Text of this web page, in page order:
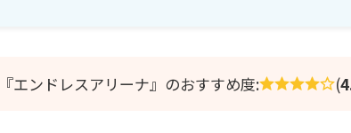
『エンドレスアリーナ』のおすすめ度: (